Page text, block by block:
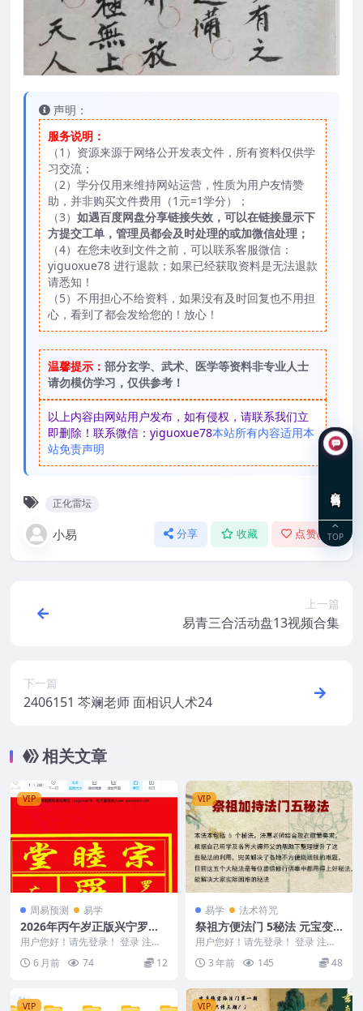
声明：
服务说明：
（1）资源来源于网络公开发表文件，所有资料仅供学
习交流；
（2）学分仅用来维持网站运营，性质为用户友情赞
助，并非购买文件费用（1元=1学分）；
（3） 如遇百度网盘分享链接失效，可以在链接显示下
方提交工单，管理员都会及时处理的或加微信处理；
（4）在您未收到文件之前，可以联系客服微信：
yiguoxue78 进行退款；如果已经获取资料是无法退款
请悉知！
（5）不用担心不给资料，如果没有及时回复也不用担
心，看到了都会发给您的！放心！
温馨提示： 部分玄学、武术、医学等资料非专业人士
请勿模仿学习，仅供参考！
以上内容由网站用户发布，如有侵权，请联系我们立
即删除！联系微信：yiguoxue78本站所有内容适用本
站免责声明
正化雷坛
小易 分享 收藏 点赞( )
上一篇
易青三合活动盘13视频合集
下一篇
2406151 芩斓老师 面相识人术24
相关文章
VIP
周易预测 易学
2026年丙午岁正版兴宁罗家
通书202页Y
用户您好！请先登录！ 登录 注册
2026年丙午岁正版兴宁罗家通书2
02页Y 2...
6 月前 74 12
VIP
易学 法术符咒
祭祖方便法门 5秘法 元宝变
亿咒 视频+录音+文档资料
用户您好！请先登录！ 登录 注册
中元节 清明节 平时祭祖都可以用
的方便法门 法...
3 年前 145 48
VIP VIP
TOP